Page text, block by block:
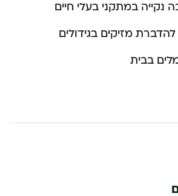
נקייה במתקני בעלי חיים
להדברת מזיקים בגידולים
בבית